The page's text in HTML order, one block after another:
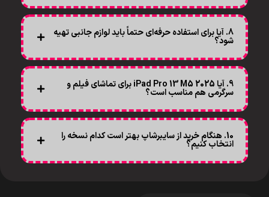
8. آیا برای استفاده حرفه‌ای حتماً باید لوازم جانبی تهیه
شود؟
9. آیا iPad Pro 13 M5 2025 برای تماشای فیلم و
سرگرمی هم مناسب است؟
10. هنگام خرید از سایبرشاپ بهتر است کدام نسخه را
انتخاب کنیم؟